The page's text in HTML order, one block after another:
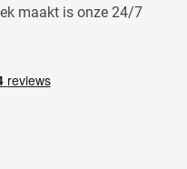
maakt is onze 24/7